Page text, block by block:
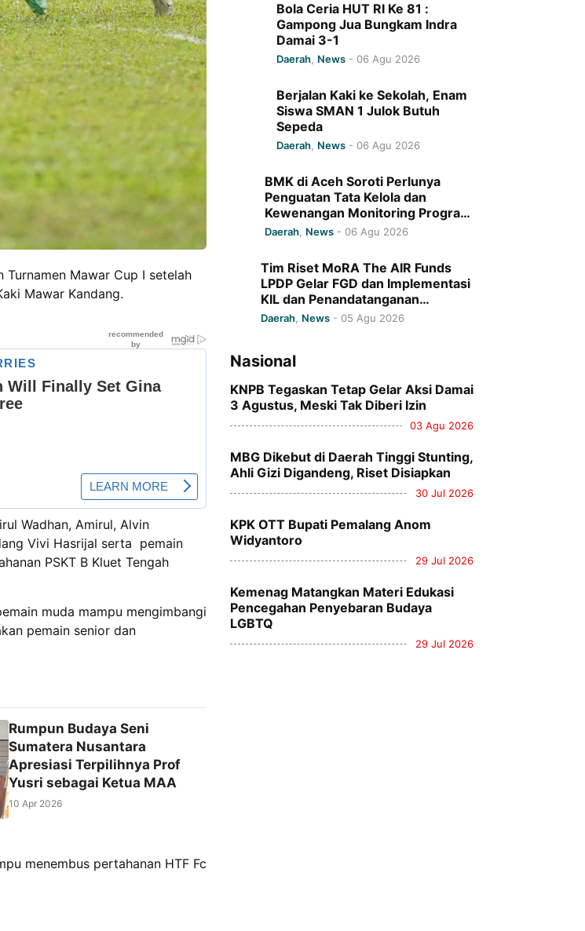
Mawar Cup I setelah
Mawar Kandang.
Wadhan, Amirul, Alvin
Vivi Hasrijal serta pemain
PSKT B Kluet Tengah
muda mampu mengimbangi
pemain senior dan
Rumpun Budaya Seni
Sumatera Nusantara
Apresiasi Terpilihnya Prof
Yusri sebagai Ketua MAA
10 Apr 2026
menembus pertahanan HTF Fc
Bola Ceria HUT RI Ke 81 :
Gampong Jua Bungkam Indra
Damai 3-1
Daerah News -06 Agu 2026
Berjalan Kaki ke Sekolah, Enam
Siswa SMAN 1 Julok Butuh
Sepeda
Daerah, News- 06 Agu 2026
BMK di Aceh Soroti Perlunya
Penguatan Tata Kelola dan
Kewenangan Monitoring Program
Baitul Mal Aceh
Daerah, News- 06 Agu 2026
Tim Riset MoRA The AIR Funds
LPDP Gelar FGD dan Implementasi
KIL dan Penandatanganan
Komitmen Bersama di UIN Ar-
Daerah News -05 Agu 2026
Nasional
KNPB Tegaskan Tetap Gelar Aksi Damai
3 Agustus, Meski Tak Diberi Izin
03 Agu 2026
MBG Dikebut di Daerah Tinggi Stunting,
Ahli Gizi Digandeng, Riset Disiapkan
30 Jul 2026
KPK OTT Bupati Pemalang Anom
Widyantoro
29 Jul 2026
Kemenag Matangkan Materi Edukasi
Pencegahan Penyebaran Budaya
LGBTQ
29 Jul 2026